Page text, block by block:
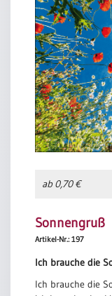
ab 0,70 €
Sonnengruß
Artikel-Nr.: 197
Ich brauche die
Ich brauche die